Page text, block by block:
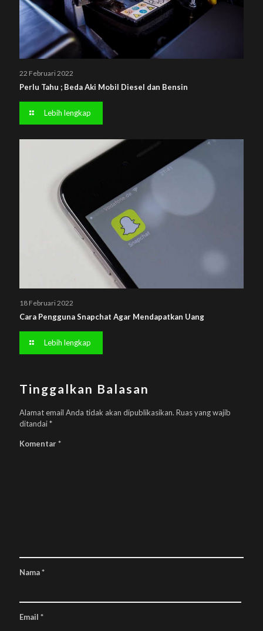
22 Februari 2022
Perlu Tahu ; Beda Aki Mobil Diesel dan Bensin
Lebih lengkap
18 Februari 2022
Cara Pengguna Snapchat Agar Mendapatkan Uang
Lebih lengkap
Tinggalkan Balasan
Alamat email Anda tidak akan dipublikasikan. Ruas yang wajib
ditandai*
Komentar*
Nama*
Email *